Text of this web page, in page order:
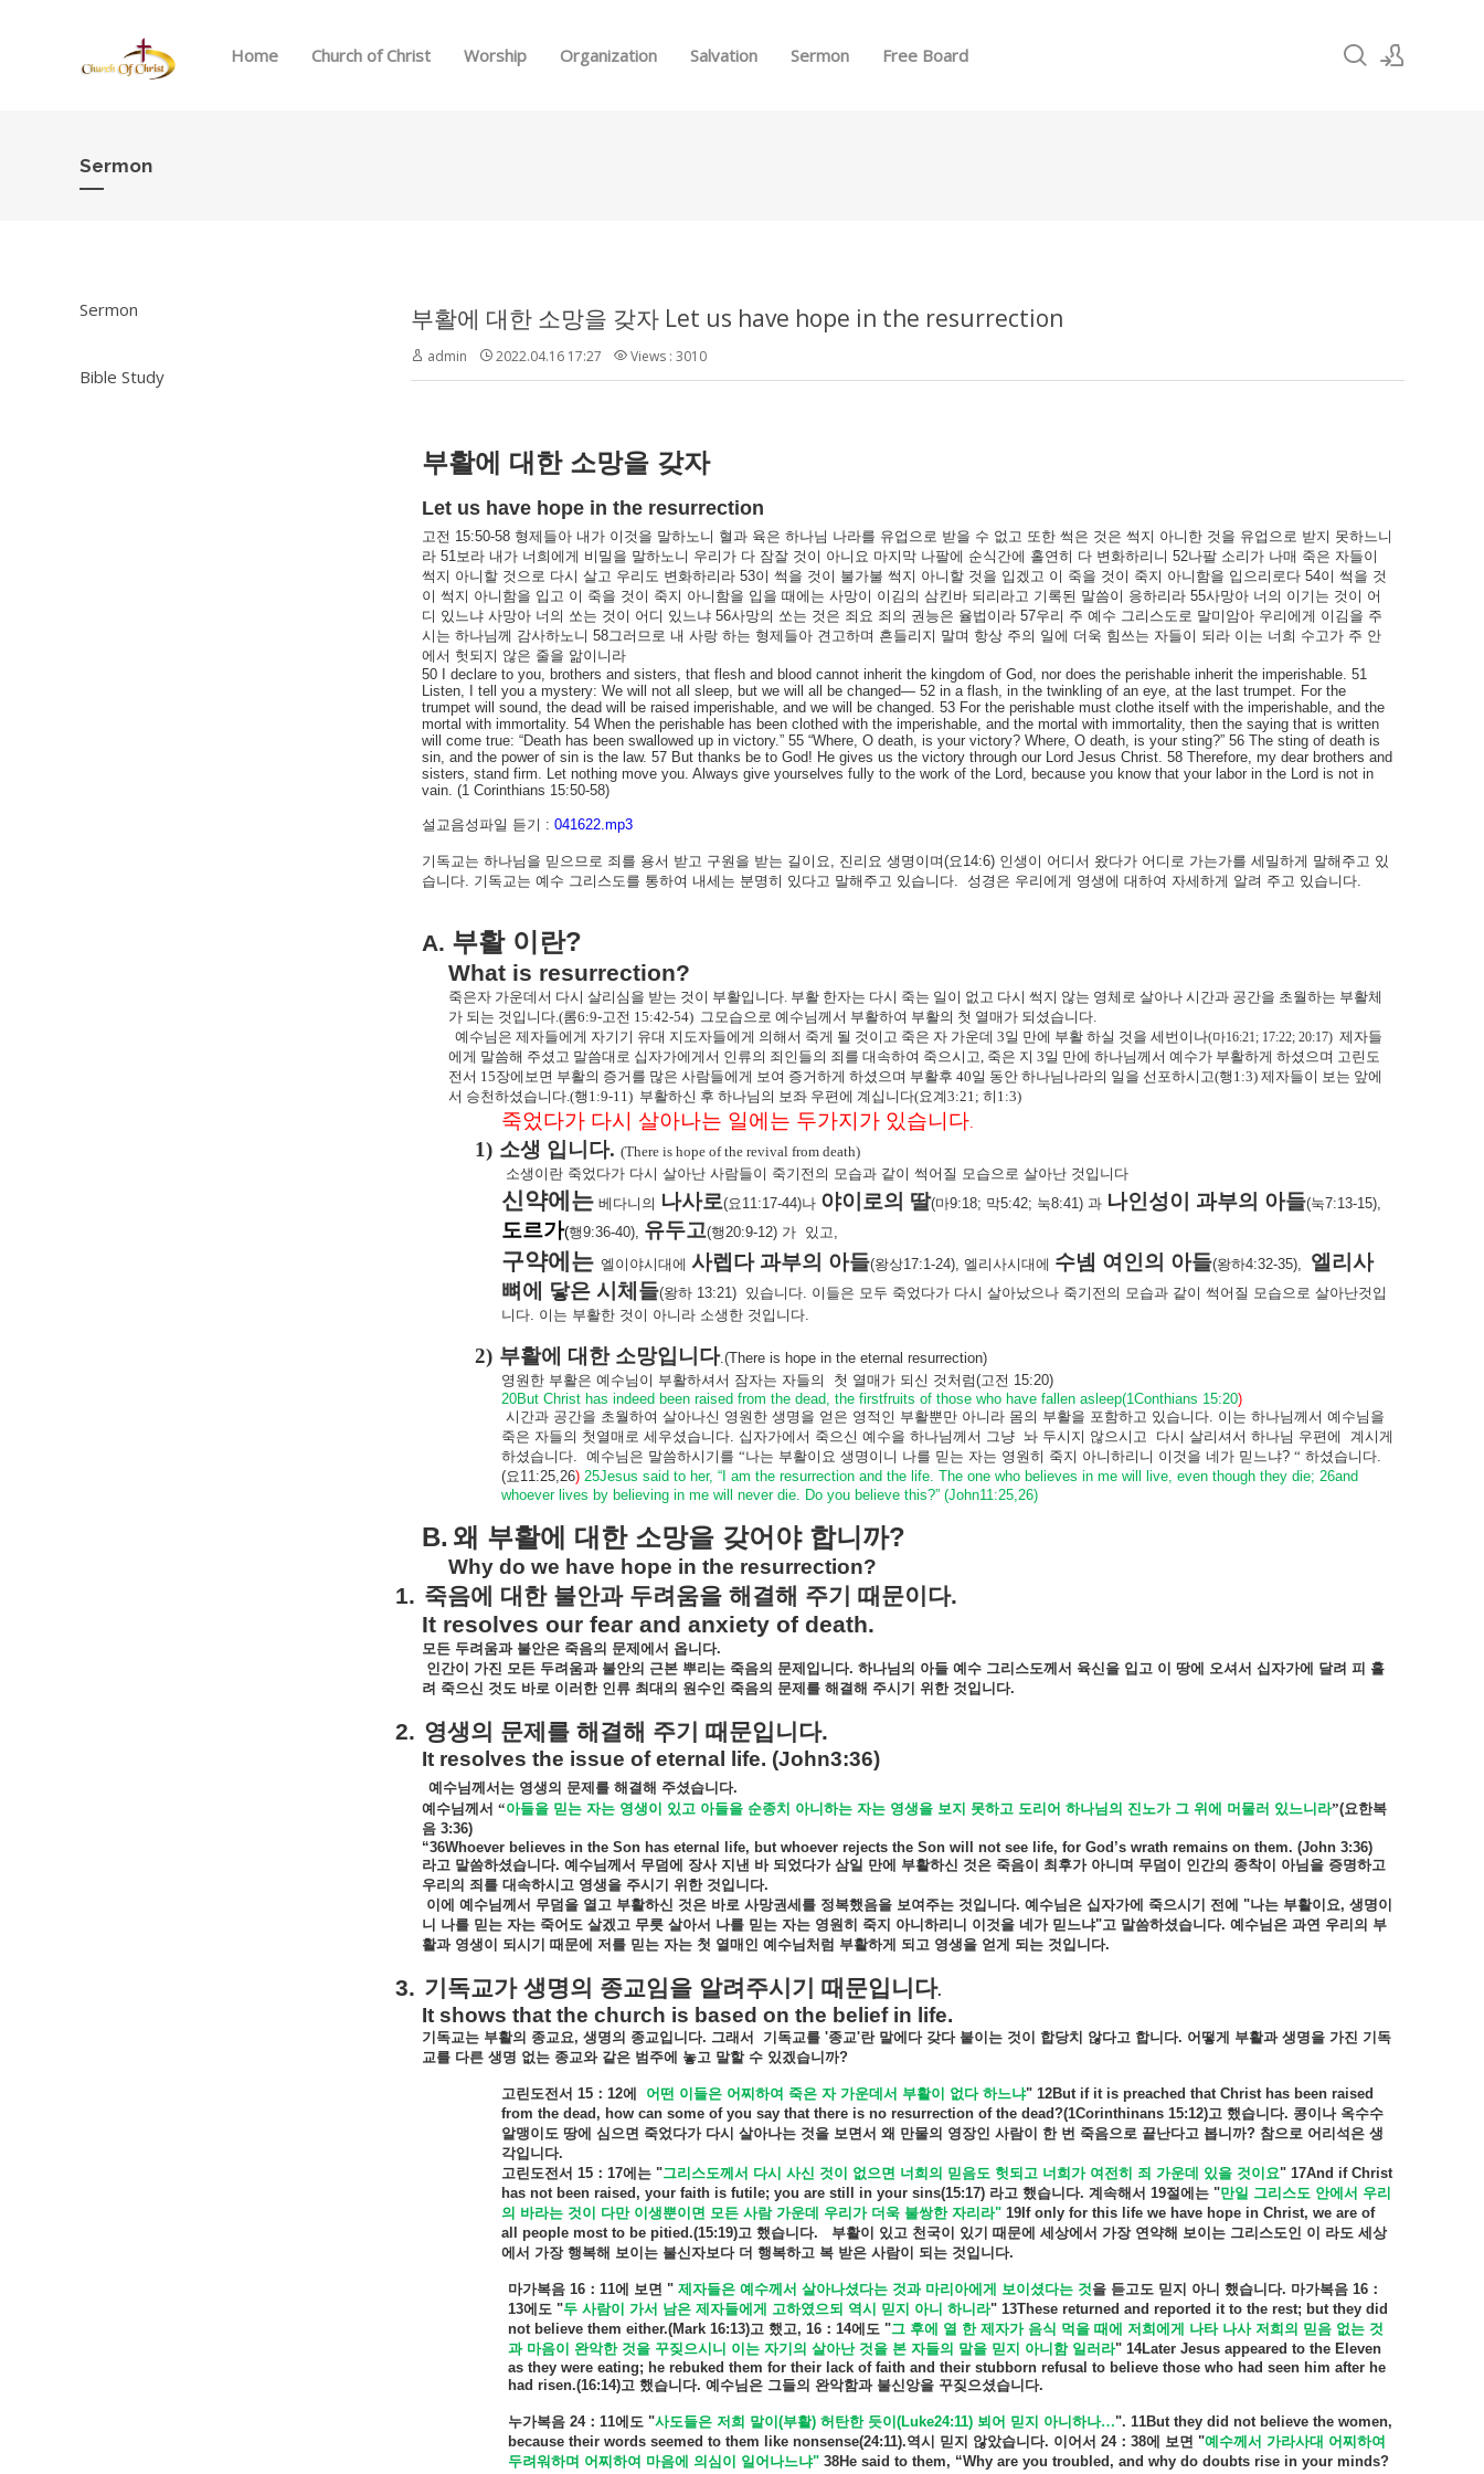
Home Church of Christ Worship Organization Salvation Sermon Free Board
Sermon
Sermon
Bible Study
부활에 대한 소망을 갖자 Let us have hope in the resurrection
admin 2022.04.16 17:27 Views : 3010
부활에 대한 소망을 갖자
Let us have hope in the resurrection
고전 15:50-58 형제들아 내가 이것을 말하노니 혈과 육은 하나님 나라를 유업으로 받을 수 없고 또한 썩은 것은 썩지 아니한 것을 유업으로 받지 못하느니
라 51보라 내가 너희에게 비밀을 말하노니 우리가 다 잠잘 것이 아니요 마지막 나팔에 순식간에 홀연히 다 변화하리니 52나팔 소리가 나매 죽은 자들이
썩지 아니할 것으로 다시 살고 우리도 변화하리라 53이 썩을 것이 불가불 썩지 아니할 것을 입겠고 이 죽을 것이 죽지 아니함을 입으리로다 54이 썩을 것
이 썩지 아니함을 입고 이 죽을 것이 죽지 아니함을 입을 때에는 사망이 이김의 삼킨바 되리라고 기록된 말씀이 응하리라 55사망아 너의 이기는 것이 어
디 있느냐 사망아 너의 쏘는 것이 어디 있느냐 56사망의 쏘는 것은 죄요 죄의 권능은 율법이라 57우리 주 예수 그리스도로 말미암아 우리에게 이김을 주
시는 하나님께 감사하노니 58그러므로 내 사랑 하는 형제들아 견고하며 흔들리지 말며 항상 주의 일에 더욱 힘쓰는 자들이 되라 이는 너희 수고가 주 안
에서 헛되지 않은 줄을 앎이니라
50 I declare to you, brothers and sisters, that flesh and blood cannot inherit the kingdom of God, nor does the perishable inherit the imperishable. 51
Listen, I tell you a mystery: We will not all sleep, but we will all be changed— 52 in a flash, in the twinkling of an eye, at the last trumpet. For the
trumpet will sound, the dead will be raised imperishable, and we will be changed. 53 For the perishable must clothe itself with the imperishable, and the
mortal with immortality. 54 When the perishable has been clothed with the imperishable, and the mortal with immortality, then the saying that is written
will come true: “Death has been swallowed up in victory.” 55 “Where, O death, is your victory? Where, O death, is your sting?” 56 The sting of death is
sin, and the power of sin is the law. 57 But thanks be to God! He gives us the victory through our Lord Jesus Christ. 58 Therefore, my dear brothers and
sisters, stand firm. Let nothing move you. Always give yourselves fully to the work of the Lord, because you know that your labor in the Lord is not in
vain. (1 Corinthians 15:50-58)
설교음성파일 듣기 : 041622.mp3
기독교는 하나님을 믿으므로 죄를 용서 받고 구원을 받는 길이요, 진리요 생명이며(요14:6) 인생이 어디서 왔다가 어디로 가는가를 세밀하게 말해주고 있
습니다. 기독교는 예수 그리스도를 통하여 내세는 분명히 있다고 말해주고 있습니다. 성경은 우리에게 영생에 대하여 자세하게 알려 주고 있습니다.
A. 부활 이란?
What is resurrection?
죽은자 가운데서 다시 살리심을 받는 것이 부활입니다. 부활 한자는 다시 죽는 일이 없고 다시 썩지 않는 영체로 살아나 시간과 공간을 초월하는 부활체
가 되는 것입니다.(롬6:9-고전 15:42-54) 그모습으로 예수님께서 부활하여 부활의 첫 열매가 되셨습니다.
예수님은 제자들에게 자기기 유대 지도자들에게 의해서 죽게 될 것이고 죽은 자 가운데 3일 만에 부활 하실 것을 세번이나(마16:21; 17:22; 20:17) 제자들
에게 말씀해 주셨고 말씀대로 십자가에게서 인류의 죄인들의 죄를 대속하여 죽으시고, 죽은 지 3일 만에 하나님께서 예수가 부활하게 하셨으며 고린도
전서 15장에보면 부활의 증거를 많은 사람들에게 보여 증거하게 하셨으며 부활후 40일 동안 하나님나라의 일을 선포하시고(행 1:3) 제자들이 보는 앞에
서 승천하셨습니다.(행 1:9-11) 부활하신 후 하나님의 보좌 우편에 계십니다(요계3:21; 히 1:3)
죽었다가 다시 살아나는 일에는 두가지가 있습니다.
1) 소생 입니다. (There is hope of the revival from death)
소생이란 죽었다가 다시 살아난 사람들이 죽기전의 모습과 같이 썩어질 모습으로 살아난 것입니다
신약에는 베다니의 나사로(요11:17-44)나 야이로의 딸(마9:18; 막5:42; 눅8:41) 과 나인성이 과부의 아들(눅7:13-15),
도르가(행9:36-40), 유두고(행20:9-12) 가 있고,
구약에는 엘이야시대에 사렙다 과부의 아들(왕상17:1-24), 엘리사시대에 수넴 여인의 아들(왕하4:32-35),
엘리사
뼈에
닿은 시체들(왕하 13:21) 있습니다. 이들은 모두 죽었다가 다시 살아났으나 죽기전의 모습과 같이 썩어질 모습으로 살아난것입
니다. 이는 부활한 것이 아니라 소생한 것입니다.
2) 부활에 대한 소망입니다.(There is hope in the eternal resurrection)
영원한 부활은 예수님이 부활하셔서 잠자는 자들의 첫 열매가 되신 것처럼(고전 15:20)
20But Christ has indeed been raised from the dead, the firstfruits of those who have fallen asleep(1Conthians 15:20)
시간과 공간을 초월하여 살아나신 영원한 생명을 얻은 영적인 부활뿐만 아니라 몸의 부활을 포함하고 있습니다. 이는 하나님께서 예수님을
죽은 자들의 첫열매로 세우셨습니다. 십자가에서 죽으신 예수을 하나님께서 그냥 놔 두시지 않으시고 다시 살리셔서 하나님 우편에
계시게
하셨습니다. 예수님은 말씀하시기를 “나는 부활이요 생명이니 나를 믿는 자는 영원히 죽지 아니하리니 이것을 네가 믿느냐? “ 하셨습니다.
(요11:25,26) 25Jesus said to her, “I am the resurrection and the life. The one who believes in me will live, even though they die; 26and
whoever lives by believing in me will never die. Do you believe this?” (John11:25,26)
B. 왜 부활에 대한 소망을 갖어야 합니까?
Why do we have hope in the resurrection?
1. 죽음에 대한 불안과 두려움을 해결해 주기 때문이다.
It resolves our fear and anxiety of death.
모든 두려움과 불안은 죽음의 문제에서 옵니다.
인간이 가진 모든 두려움과 불안의 근본 뿌리는 죽음의 문제입니다. 하나님의 아들 예수 그리스도께서 육신을 입고 이 땅에 오셔서 십자가에 달려 피 흘
려 죽으신 것도 바로 이러한 인류 최대의 원수인 죽음의 문제를 해결해 주시기 위한 것입니다.
2. 영생의 문제를 해결해 주기 때문입니다.
It resolves the issue of eternal life. (John3:36)
예수님께서는 영생의 문제를 해결해 주셨습니다.
예수님께서 “아들을 믿는 자는 영생이 있고 아들을 순종치 아니하는 자는 영생을 보지 못하고 도리어 하나님의 진노가 그 위에 머물러 있느니라”(요한복
음 3:36)
“36Whoever believes in the Son has eternal life, but whoever rejects the Son will not see life, for God’s wrath remains on them. (John 3:36)
라고 말씀하셨습니다. 예수님께서 무덤에 장사 지낸 바 되었다가 삼일 만에 부활하신 것은 죽음이 최후가 아니며 무덤이 인간의 종착이 아님을 증명하고
우리의 죄를 대속하시고 영생을 주시기 위한 것입니다.
이에 예수님께서 무덤을 열고 부활하신 것은 바로 사망권세를 정복했음을 보여주는 것입니다. 예수님은 십자가에 죽으시기 전에 "나는 부활이요, 생명이
니 나를 믿는 자는 죽어도 살겠고 무릇 살아서 나를 믿는 자는 영원히 죽지 아니하리니 이것을 네가 믿느냐"고 말씀하셨습니다. 예수님은 과연 우리의 부
활과 영생이 되시기 때문에 저를 믿는 자는 첫 열매인 예수님처럼 부활하게 되고 영생을 얻게 되는 것입니다.
3. 기독교가 생명의 종교임을 알려주시기 때문입니다.
It shows that the church is based on the belief in life.
기독교는 부활의 종교요, 생명의 종교입니다. 그래서 기독교를 '종교'란 말에다 갖다 붙이는 것이 합당치 않다고 합니다. 어떻게 부활과 생명을 가진 기독
교를 다른 생명 없는 종교와 같은 범주에 놓고 말할 수 있겠습니까?
고린도전서 15 ： 12에 어떤 이들은 어찌하여 죽은 자 가운데서 부활이 없다 하느냐" 12But if it is preached that Christ has been raised
from the dead, how can some of you say that there is no resurrection of the dead?(1Corinthinans 15:12)고 했습니다. 콩이나 옥수수
알맹이도 땅에 심으면 죽었다가 다시 살아나는 것을 보면서 왜 만물의 영장인 사람이 한 번 죽음으로 끝난다고 봅니까? 참으로 어리석은 생
각입니다.
고린도전서 15 ： 17에는 "그리스도께서 다시 사신 것이 없으면 너희의 믿음도 헛되고 너희가 여전히 죄 가운데 있을 것이요" 17And if Christ
has not been raised, your faith is futile; you are still in your sins(15:17) 라고 했습니다. 계속해서 19절에는 "만일 그리스도 안에서 우리
의 바라는 것이 다만 이생뿐이면 모든 사람 가운데 우리가 더욱 불쌍한 자리라" 19If only for this life we have hope in Christ, we are of
all people most to be pitied.(15:19)고 했습니다. 부활이 있고 천국이 있기 때문에 세상에서 가장 연약해 보이는 그리스도인 이 라도 세상
에서 가장 행복해 보이는 불신자보다 더 행복하고 복 받은 사람이 되는 것입니다.
마가복음 16 ： 11에 보면 " 제자들은 예수께서 살아나셨다는 것과 마리아에게 보이셨다는 것을 듣고도 믿지 아니 했습니다. 마가복음 16 ：
13에도 "두 사람이 가서 남은 제자들에게 고하였으되 역시 믿지 아니 하니라" 13These returned and reported it to the rest; but they did
not believe them either.(Mark 16:13)고 했고, 16 ： 14에도 "그 후에 열 한 제자가 음식 먹을 때에 저희에게 나타 나사 저희의 믿음 없는 것
과 마음이 완악한 것을 꾸짖으시니 이는 자기의 살아난 것을 본 자들의 말을 믿지 아니함 일러라" 14Later Jesus appeared to the Eleven
as they were eating; he rebuked them for their lack of faith and their stubborn refusal to believe those who had seen him after he
had risen.(16:14)고 했습니다. 예수님은 그들의 완악함과 불신앙을 꾸짖으셨습니다.
누가복음 24： 11에도 "사도들은 저희 말이 (부활) 허탄한 듯이 (Luke24:11) 뵈어 믿지 아니하나…". 11But they did not believe the women,
because their words seemed to them like nonsense(24:11).역시 믿지 않았습니다. 이어서 24： 38에 보면 "예수께서 가라사대 어찌하여
두려워하며 어찌하여 마음에 의심이 일어나느냐" 38He said to them, “Why are you troubled, and why do doubts rise in your minds?